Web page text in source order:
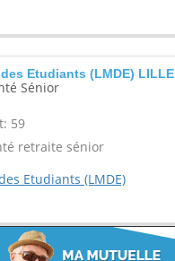
Etudiants (LMDE) LILLE
Sénior
59
retraite sénior
Etudiants (LMDE)